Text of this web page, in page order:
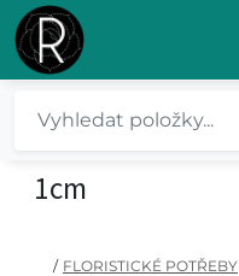
1cm
/ FLORISTICKÉ POTŘEBY